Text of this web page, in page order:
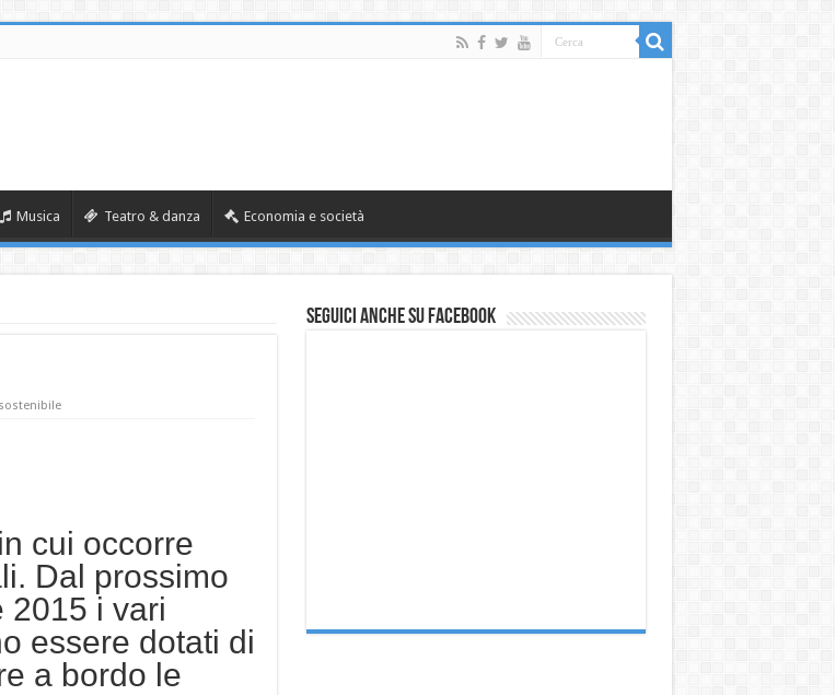
Musica Teatro & danza Economia e società
cui occorre
Dal prossimo
2015 i vari
essere dotati di
a bordo le
Seguici anche su Facebook